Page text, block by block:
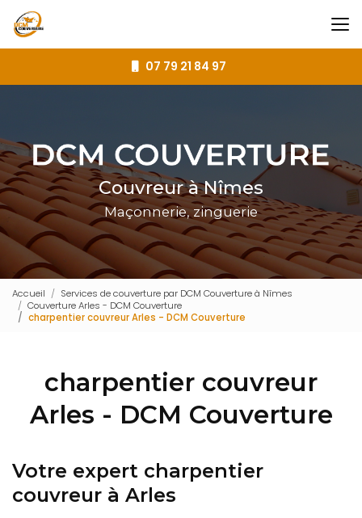
au
contenu
principal
07 79 21 84 97
Couvreur à Nîmes
Maçonnerie, zinguerie
Accueil
Services de couverture par DCM Couverture à Nîmes
Couverture Arles - DCM Couverture
charpentier couvreur Arles - DCM Couverture
charpentier couvreur
Arles - DCM Couverture
Votre expert charpentier
couvreur à Arles